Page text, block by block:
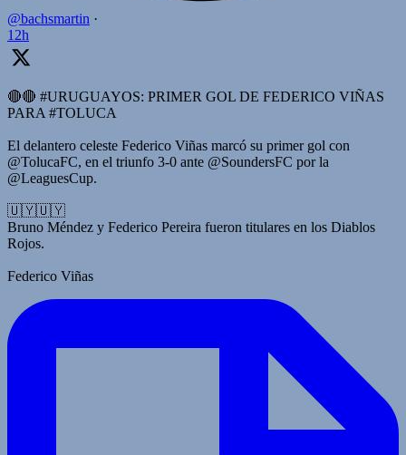
@bachsmartin ·
12h
🔴🔴 #URUGUAYOS: PRIMER GOL DE FEDERICO VIÑAS
PARA #TOLUCA
El delantero celeste Federico Viñas marcó su primer gol con
@TolucaFC, en el triunfo 3-0 ante @SoundersFC por la
@LeaguesCup.
🇺🇾🇺🇾
Bruno Méndez y Federico Pereira fueron titulares en los Diablos
Rojos.
Federico Viñas